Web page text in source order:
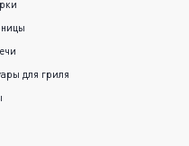
для гриля